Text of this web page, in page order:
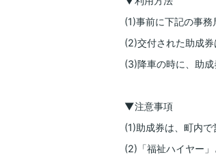
(1)事前に下記の事務
(2)交付された助成券
(3)降車の時に、助成
▼注意事項
(1)助成券は、町内で
(2)「福祉ハイヤー